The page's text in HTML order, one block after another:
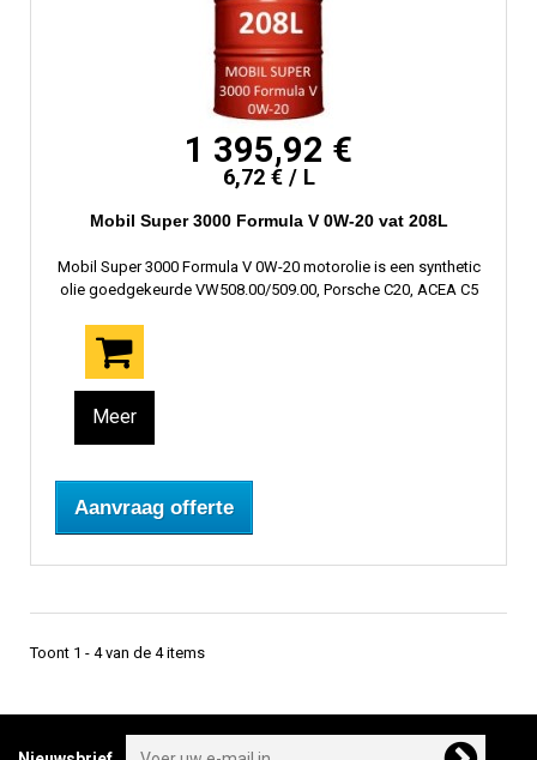
1 395,92 €
6,72 € / L
Mobil Super 3000 Formula V 0W-20 vat 208L
Mobil Super 3000 Formula V 0W-20 motorolie is een synthetic
olie goedgekeurde VW508.00/509.00, Porsche C20, ACEA C5
Meer
Aanvraag offerte
Toont 1 - 4 van de 4 items